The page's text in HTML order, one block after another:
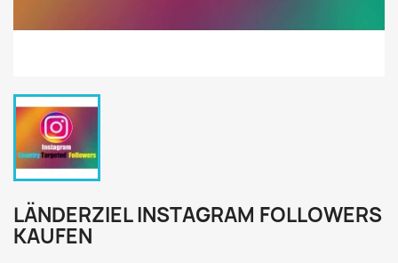
LÄNDERZIEL INSTAGRAM FOLLOWERS
KAUFEN